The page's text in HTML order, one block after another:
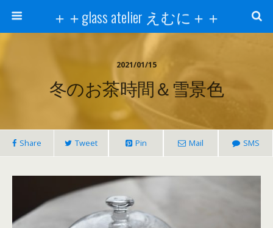
＋＋glass atelier えむに＋＋
2021/01/15
冬のお茶時間＆雪景色
Share Tweet Pin Mail SMS